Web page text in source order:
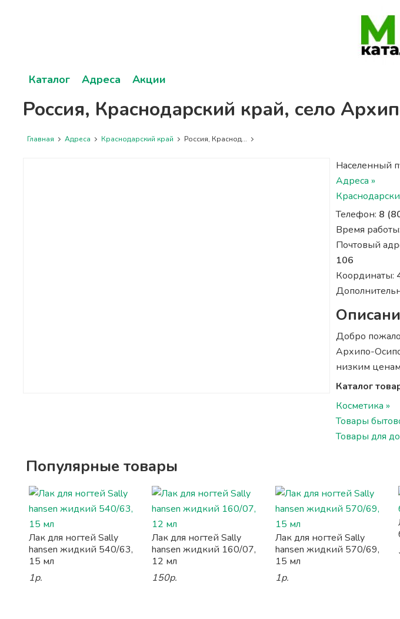
Каталог Адреса Акции
Россия, Краснодарский край, село
Главная Адреса Краснодарский край Россия, Краснод...
Населенный
Адреса »
Телефон: 8
Время работы:
Почтовый
106
Координаты:
Добро
Архипо-
низким
Каталог
Косметика »
Товары
Товары для
Популярные товары
Лак для ногтей Sally
hansen жидкий 540/63,
15 мл
1р.
Лак для ногтей Sally
hansen жидкий 160/07,
12 мл
150р.
Лак для ногтей Sally
hansen жидкий 570/69,
15 мл
1р.